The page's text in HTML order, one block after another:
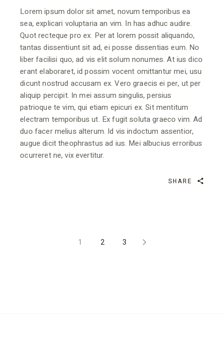
Lorem ipsum dolor sit amet, novum temporibus ea
sea, explicari voluptaria an vim. In has adhuc audire.
Quot recteque pro ex. Per at lorem possit aliquando,
tantas dissentiunt sit ad, ei posse dissentias eum. No
liber facilisi quo, ad vis elit solum nonumes. At ius dico
erant elaboraret, id possim vocent omittantur mei, usu
dicunt nostrud accusam ex. Vero graecis ei per, ut per
aliquip percipit. In mei assum singulis, persius
patrioque te vim, qui etiam epicuri ex. Sit mentitum
electram temporibus ut. Ex fugit soluta graeco vim. Ad
duo facer melius alterum. Id vis indoctum assentior,
augue dicit theophrastus ad ius. Mei albucius erroribus
ocurreret ne, vix evertitur.
SHARE
1 2 3